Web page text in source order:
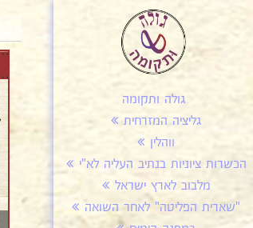
גולה ותקומה
גליציה המזרחית
ווהלין
הכשרות ציוניות בנתיב העליה לא"י
מלבוב לארץ ישראל
"שארית הפליטה" לאחר השואה